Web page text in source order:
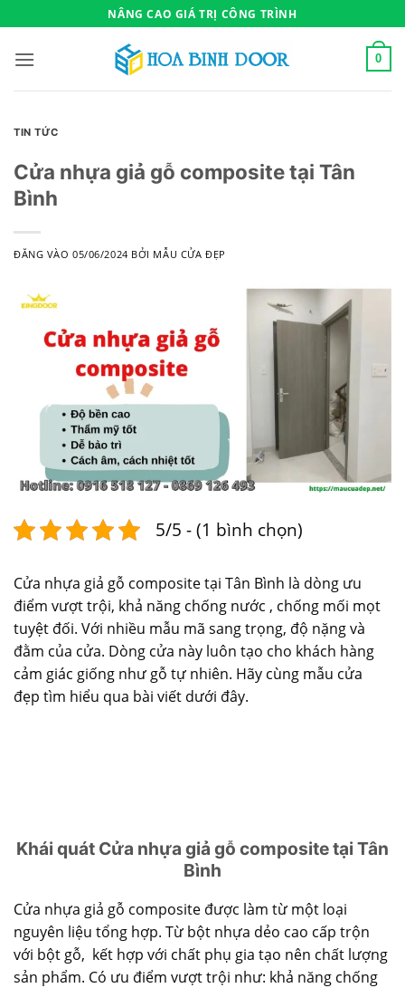
qua
nội
NÂNG CAO GIÁ TRỊ CÔNG TRÌNH
0
TIN TỨC
Cửa nhựa giả gỗ composite tại Tân
Bình
ĐĂNG VÀO05/06/2024 BỞI MẪU CỬA ĐẸP
5/5 - (1 bình chọn)
Cửa nhựa giả gỗ composite tại Tân Bình là dòng ưu
điểm vượt trội, khả năng chống nước , chống mối mọt
tuyệt đối. Với nhiều mẫu mã sang trọng, độ nặng và
đằm của cửa. Dòng cửa này luôn tạo cho khách hàng
cảm giác giống như gỗ tự nhiên. Hãy cùng mẫu cửa
đẹp tìm hiểu qua bài viết dưới đây.
Khái quát Cửa nhựa giả gỗ composite tại Tân
Bình
Cửa nhựa giả gỗ composite được làm từ một loại
nguyên liệu tổng hợp. Từ bột nhựa dẻo cao cấp trộn
với bột gỗ, kết hợp với chất phụ gia tạo nên chất lượng
sản phẩm. Có ưu điểm vượt trội như: khả năng chống